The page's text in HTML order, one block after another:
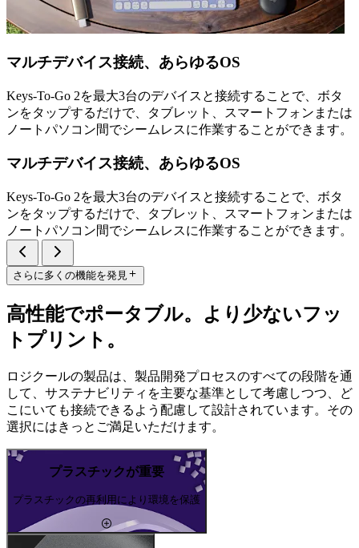
マルチデバイス接続、あらゆるOS
Keys-To-Go 2を最大3台のデバイスと接続することで、ボタ
ンをタップするだけで、タブレット、スマートフォンまたは
ノートパソコン間でシームレスに作業することができます。
マルチデバイス接続、あらゆるOS
Keys-To-Go 2を最大3台のデバイスと接続することで、ボタ
ンをタップするだけで、タブレット、スマートフォンまたは
ノートパソコン間でシームレスに作業することができます。
さらに多くの機能を発見
高性能でポータブル。より少ないフッ
トプリント。
ロジクールの製品は、製品開発プロセスのすべての段階を通
して、サステナビリティを主要な基準として考慮しつつ、ど
こにいても接続できるよう配慮して設計されています。その
選択にはきっとご満足いただけます。
プラスチックが重要
プラスチックの再利用により環境を保護